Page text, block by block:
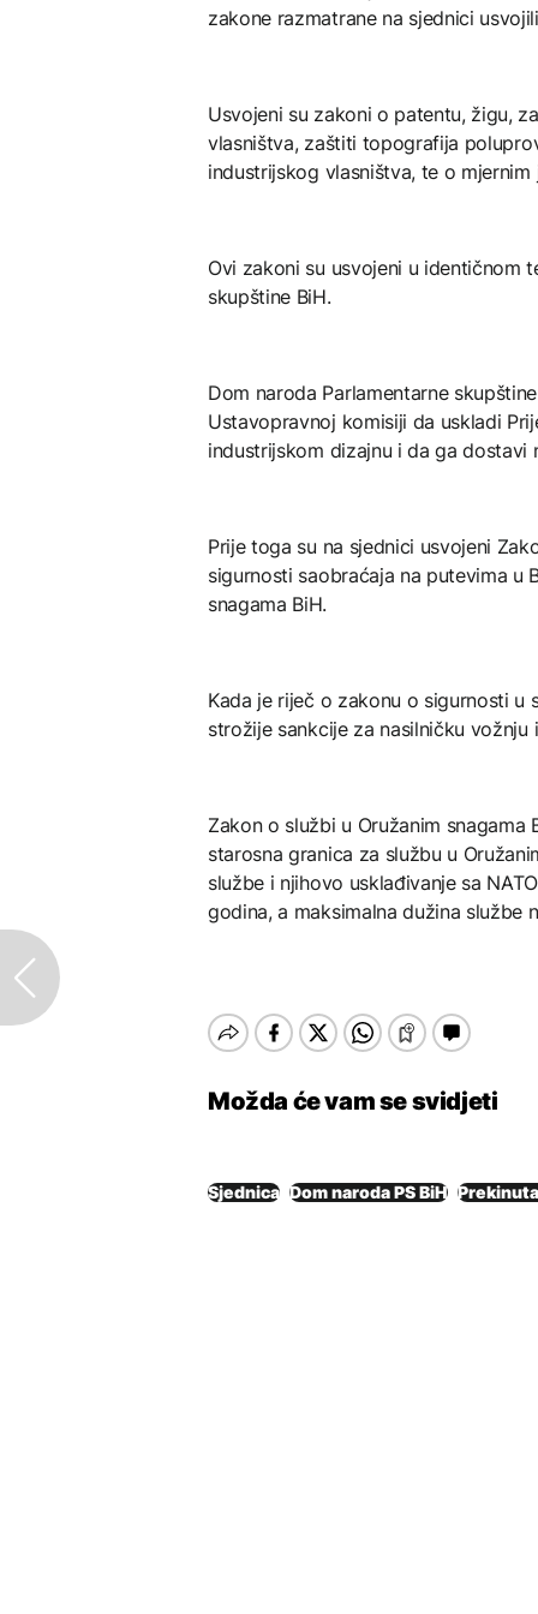
zakone razmatrane na sjednici
Usvojeni su zakoni o patentu, žigu,
vlasništva, zaštiti topografija
industrijskog vlasništva, te o mjernim
Ovi zakoni su usvojeni u identičnom
skupštine BiH.
Dom naroda Parlamentarne
Ustavopravnoj komisiji da uskladi
industrijskom dizajnu i da ga
Prije toga su na sjednici usvojeni
sigurnosti saobraćaja na putevima u
snagama BiH.
Kada je riječ o zakonu o sigurnosti u
strožije sankcije za nasilničku
Zakon o službi u Oružanim
starosna granica za službu u
službe i njihovo usklađivanje sa
godina, a maksimalna dužina službe
Možda će vam se svidjeti
Sjednica Dom naroda PS BiH